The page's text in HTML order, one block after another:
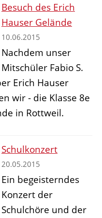
Besuch des Erich
Hauser Gelände
10.06.2015
Nachdem unser
Mitschüler Fabio S.
Erich Hauser
wir - die Klasse 8e
in Rottweil.
Schulkonzert
20.05.2015
Ein begeisterndes
Konzert der
Schulchöre und der